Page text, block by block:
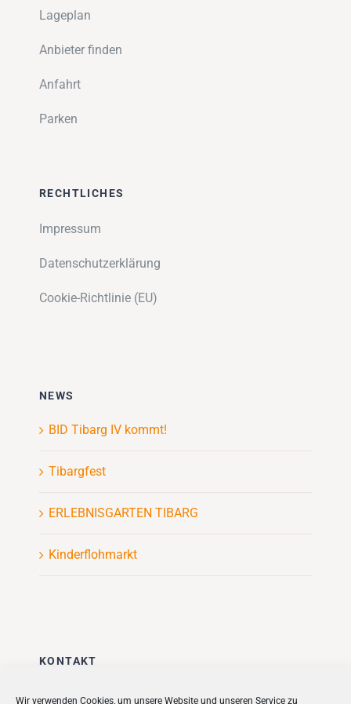
Wir verwenden Cookies, um unsere Website und unseren Service zu
Lageplan
Anbieter finden
Anfahrt
Parken
RECHTLICHES
Impressum
Datenschutzerklärung
Cookie-Richtlinie (EU)
NEWS
BID Tibarg IV kommt!
Tibargfest
ERLEBNISGARTEN TIBARG
Kinderflohmarkt
KONTAKT